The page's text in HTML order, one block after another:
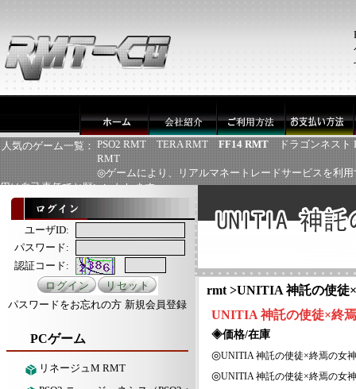
人気のゲーム一覧： PSO2 RMT TERA RMT FF14 RMT
ドラゴンネスト
RMT
◎ゲームにより、リアルマネートレードサービスを利
用は自己責任でお願いいたします
ユーザID:
パスワード:
認証コード:
パスワードをお忘れの方 新規会員登録
PCゲーム
リネージュM RMT
rmt >UNITIA 神託の使徒
UNITIA 神託の使徒×終
◈価格/在庫
◎UNITIA 神託の使徒×終焉の女
◎UNITIA 神託の使徒×終焉の女